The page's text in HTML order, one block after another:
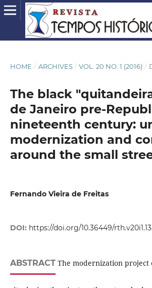
HOME / ARCHIVES / VOL. 20 NO. 1 (2016) /
The black
de Janeiro pre-
nineteenth century:
modernization and
around the small
Fernando Vieira de Freitas
DOI: https://doi.org/10.36449/
ABSTRACTThe modernization project